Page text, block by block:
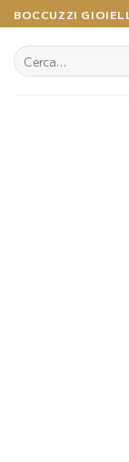
Salta
ai
contenuti
BOCCUZZI
Cerca: